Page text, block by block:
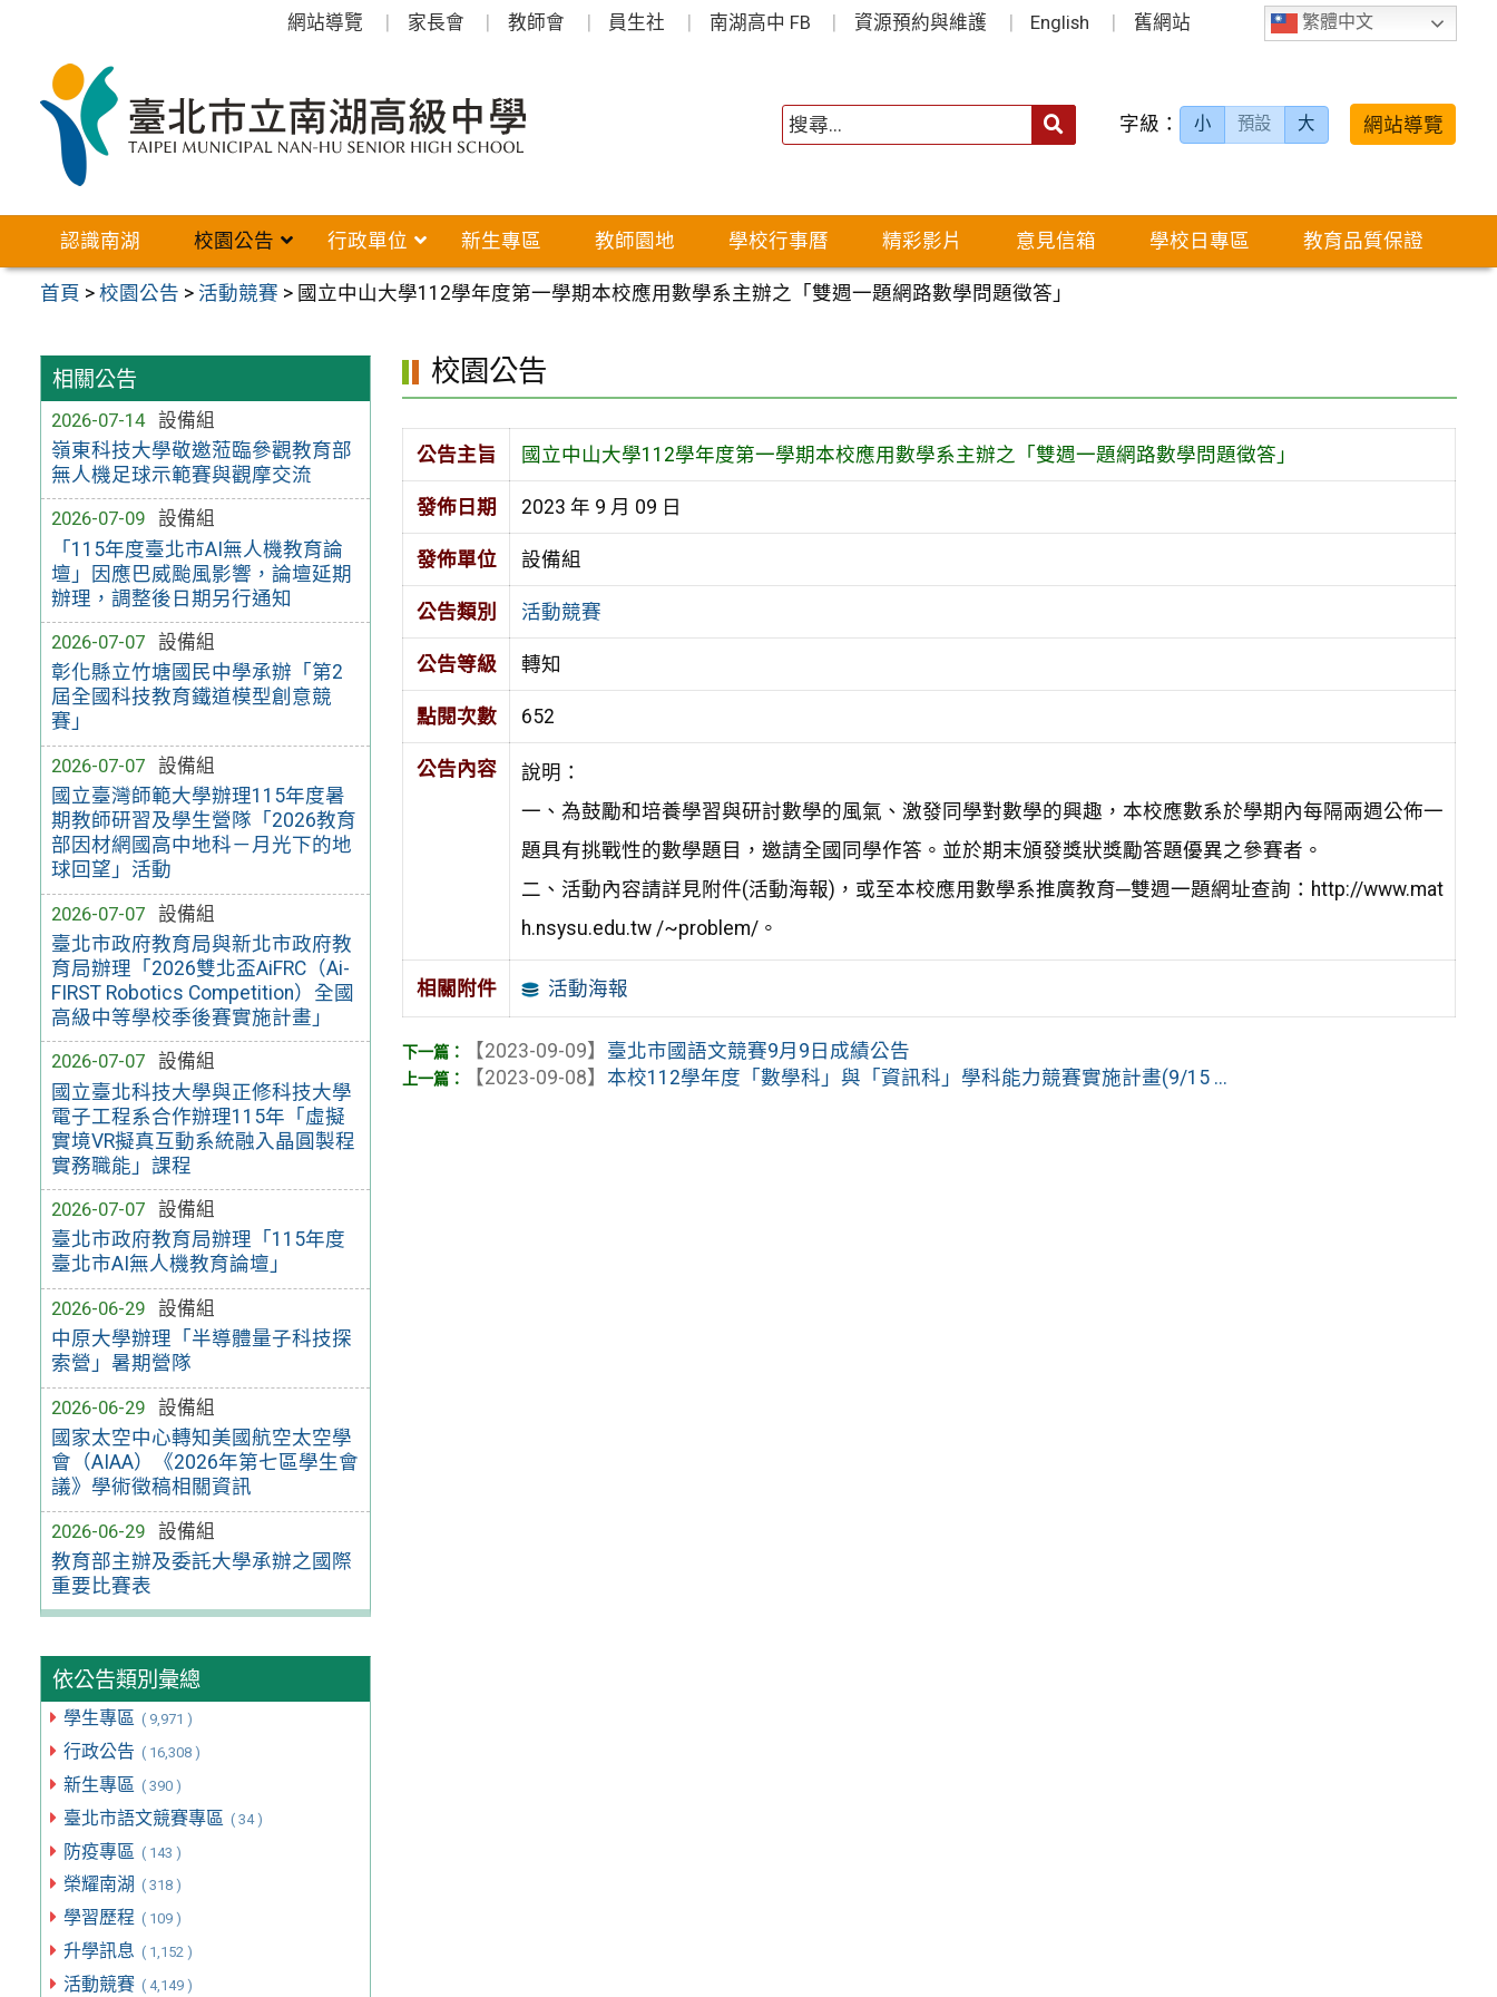
繁體中文
網站導覽 家長會 教師會 員生社 南湖高中 FB 資源預約與維護 English 舊網站
字級： 小 預設 大 網站導覽
認識南湖 校園公告 行政單位 新生專區 教師園地 學校行事曆 精彩影片 意見信箱 學校日專區 教育品質保證
首頁 >校園公告 > 活動競賽 > 國立中山大學112學年度第一學期本校應用數學系主辦之「雙週一題網路數學問題徵答」
相關公告
2026-07-14
設備組
嶺東科技大學敬邀蒞臨參觀教育部
無人機足球示範賽與觀摩交流
2026-07-09
設備組
「115年度臺北市AI無人機教育論
壇」因應巴威颱風影響，論壇延期
辦理，調整後日期另行通知
2026-07-07
設備組
彰化縣立竹塘國民中學承辦「第2
屆全國科技教育鐵道模型創意競
賽」
2026-07-07
設備組
國立臺灣師範大學辦理115年度暑
期教師研習及學生營隊「2026教育
部因材網國高中地科－月光下的地
球回望」活動
2026-07-07
設備組
臺北市政府教育局與新北市政府教
育局辦理「2026雙北盃AiFRC（Ai-
FIRST Robotics Competition）全國
高級中等學校季後賽實施計畫」
2026-07-07
設備組
國立臺北科技大學與正修科技大學
電子工程系合作辦理115年「虛擬
實境VR擬真互動系統融入晶圓製程
實務職能」課程
2026-07-07
設備組
臺北市政府教育局辦理「115年度
臺北市AI無人機教育論壇」
2026-06-29
設備組
中原大學辦理「半導體量子科技探
索營」暑期營隊
2026-06-29
設備組
國家太空中心轉知美國航空太空學
會（AIAA）《2026年第七區學生會
議》學術徵稿相關資訊
2026-06-29
設備組
教育部主辦及委託大學承辦之國際
重要比賽表
依公告類別彙總
學生專區 ( 9,971 )
行政公告 ( 16,308 )
新生專區 ( 390 )
臺北市語文競賽專區 ( 34 )
防疫專區 ( 143 )
榮耀南湖 ( 318 )
學習歷程 ( 109 )
升學訊息 ( 1,152 )
活動競賽 ( 4,149 )
校園公告
公告主旨 國立中山大學112學年度第一學期本校應用數學系主辦之「雙週一題網路數學問題徵答」
發佈日期 2023 年 9 月 09 日
發佈單位 設備組
公告類別 活動競賽
公告等級 轉知
點閱次數 652
公告內容
說明：
一、為鼓勵和培養學習與研討數學的風氣、激發同學對數學的興趣，本校應數系於學期內每隔兩週公佈一
題具有挑戰性的數學題目，邀請全國同學作答。並於期末頒發獎狀獎勵答題優異之參賽者。
二、活動內容請詳見附件(活動海報)，或至本校應用數學系推廣教育─雙週一題網址查詢：http://www.mat
h.nsysu.edu.tw /~problem/。
相關附件 活動海報
【2023-09-09】 臺北市國語文競賽9月9日成績公告
【2023-09-08】本校112學年度「數學科」與「資訊科」學科能力競賽實施計畫(9/15 ...